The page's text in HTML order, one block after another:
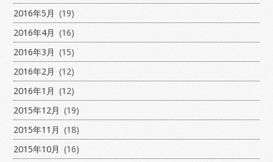
2016年5月 (19)
2016年4月 (16)
2016年3月 (15)
2016年2月 (12)
2016年1月 (12)
2015年12月 (19)
2015年11月 (18)
2015年10月 (16)